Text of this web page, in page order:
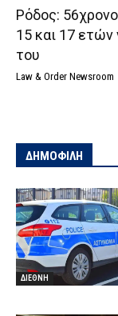
Ρόδος:
15 και 17
του
Law & Order Newsroom
ΔΗΜΟΦΙΛΗ
ΔΙΕΘΝΗ